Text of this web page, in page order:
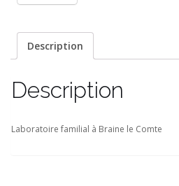
Description
Description
Laboratoire familial à Braine le Comte